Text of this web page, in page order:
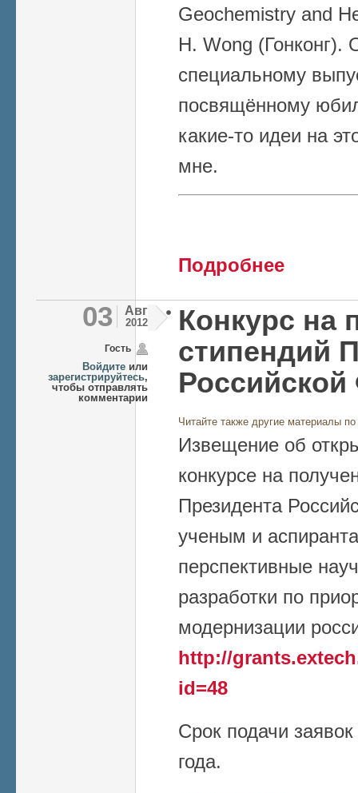
Geochemistry and
H. Wong (Гонконг).
специальному
посвящённому
какие-то идеи на
мне.
Подробнее
03 Авг
2012
Гость
Войдите или
зарегистрируйтесь,
чтобы отправлять
комментарии
Конкурс на
стипендий
Читайте также другие материалы
Извещение об
конкурсе на
Президента
ученым и
перспективные
разработки по
модернизации
http://
id=48
Срок подачи
года.